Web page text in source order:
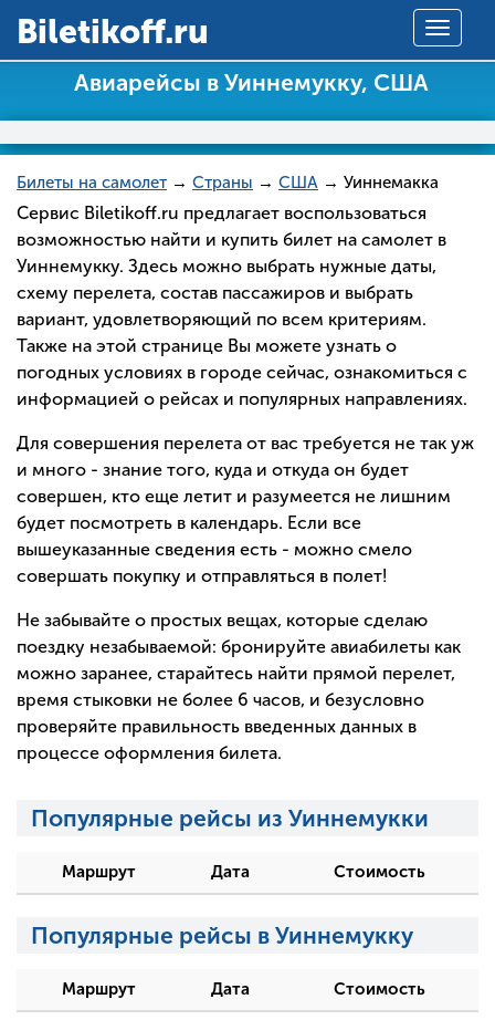
Toggle
Вiletikoff.ru
Авиарейсы в Уиннемукку, США
Билеты на самолет → Страны → США → Уиннемакка
Сервис Biletikoff.ru предлагает воспользоваться
возможностью найти и купить билет на самолет в
Уиннемукку. Здесь можно выбрать нужные даты,
схему перелета, состав пассажиров и выбрать
вариант, удовлетворяющий по всем критериям.
Также на этой странице Вы можете узнать о
погодных условиях в городе сейчас, ознакомиться с
информацией о рейсах и популярных направлениях.
Для совершения перелета от вас требуется не так уж
и много - знание того, куда и откуда он будет
совершен, кто еще летит и разумеется не лишним
будет посмотреть в календарь. Если все
вышеуказанные сведения есть - можно смело
совершать покупку и отправляться в полет!
Не забывайте о простых вещах, которые сделаю
поездку незабываемой: бронируйте авиабилеты как
можно заранее, старайтесь найти прямой перелет,
время стыковки не более 6 часов, и безусловно
проверяйте правильность введенных данных в
процессе оформления билета.
Популярные рейсы из Уиннемукки
Маршрут Дата Стоимость
Популярные рейсы в Уиннемукку
Маршрут Дата Стоимость